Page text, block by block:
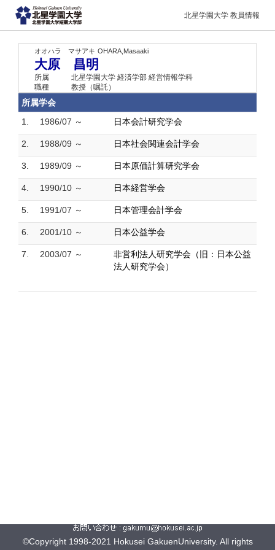
北星学園大学 教員情報
オオハラ マサアキ OHARA,Masaaki
大原 昌明
所属
北星学園大学 経済学部 経営情報学科
職種
教授（嘱託）
所属学会
1.
1986/07 ～ 日本会計研究学会
2. 1988/09 ～ 日本社会関連会計学会
3. 1989/09 ～ 日本原価計算研究学会
4. 1990/10 ～ 日本経営学会
5. 1991/07 ～ 日本管理会計学会
6. 2001/10 ～ 日本公益学会
7. 2003/07 ～
非営利法人研究学会（旧：日本公益
法人研究学会）
©Copyright 1998-2021 Hokusei GakuenUniversity. All rights